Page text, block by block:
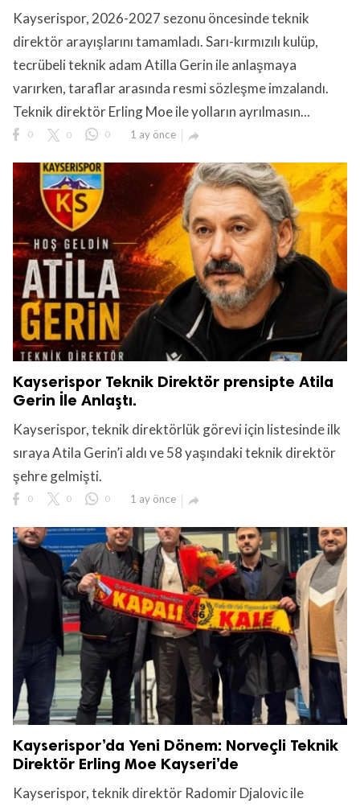
Kayserispor, 2026-2027 sezonu öncesinde teknik
direktör arayışlarını tamamladı. Sarı-kırmızılı kulüp,
tecrübeli teknik adam Atilla Gerin ile anlaşmaya
varırken, taraflar arasında resmi sözleşme imzalandı.
Teknik direktör Erling Moe ile yolların ayrılmasın...
0 0 0 1 ay önce 
Kayserispor Teknik Direktör prensipte Atila
Gerin İle Anlaştı.
Kayserispor, teknik direktörlük görevi için listesinde ilk
sıraya Atila Gerin’i aldı ve 58 yaşındaki teknik direktör
şehre gelmişti.
0 0 0 1 ay önce 
Kayserispor’da Yeni Dönem: Norveçli Teknik
Direktör Erling Moe Kayseri’de
Kayserispor, teknik direktör Radomir Djalovic ile